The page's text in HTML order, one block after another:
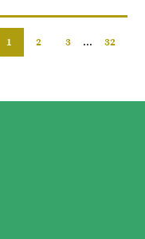
1 2 3 ... 32